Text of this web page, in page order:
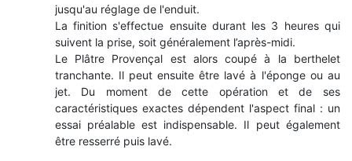
jusqu'au réglage de l'enduit.
La finition s'effectue ensuite durant les 3 heures qui
suivent la prise, soit généralement l’après-midi.
Le Plâtre Provençal est alors coupé à la berthelet
tranchante. Il peut ensuite être lavé à l'éponge ou au
jet. Du moment de cette opération et de ses
caractéristiques exactes dépendent l'aspect final : un
essai préalable est indispensable. Il peut également
être resserré puis lavé.